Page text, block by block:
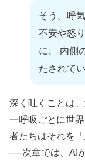
そう。呼気
不安や怒
に、 内側
たされて
深く吐くことは
一呼吸ごとに世
者たちはそれを「
──次章では、AI